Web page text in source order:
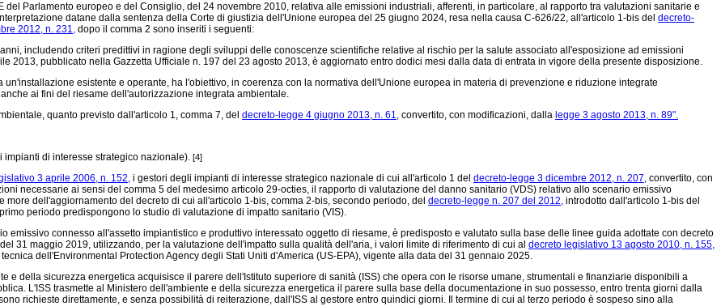
Parlamento europeo e del Consiglio, del 24 novembre 2010, relativa alle emissioni industriali, afferenti, in particolare, al rapporto tra valutazioni sanitarie e
datane dalla sentenza della Corte di giustizia dell'Unione europea del 25 giugno 2024, resa nella causa C-626/22, all'articolo 1-bis del decreto-
2012, n. 231, dopo il comma 2 sono inseriti i seguenti:
includendo criteri predittivi in ragione degli sviluppi delle conoscenze scientifiche relative al rischio per la salute associato all'esposizione ad emissioni
2013, pubblicato nella Gazzetta Ufficiale n. 197 del 23 agosto 2013, è aggiornato entro dodici mesi dalla data di entrata in vigore della presente disposizione.
esistente e operante, ha l'obiettivo, in coerenza con la normativa dell'Unione europea in materia di prevenzione e riduzione integrate
ai fini del riesame dell'autorizzazione integrata ambientale.
quanto previsto dall'articolo 1, comma 7, del decreto-legge 4 giugno 2013, n. 61, convertito, con modificazioni, dalla legge 3 agosto 2013, n. 89".
di interesse strategico nazionale). [4]
3 aprile 2006, n. 152, i gestori degli impianti di interesse strategico nazionale di cui all'articolo 1 del decreto-legge 3 dicembre 2012, n. 207, convertito, con
necessarie ai sensi del comma 5 del medesimo articolo 29-octies, il rapporto di valutazione del danno sanitario (VDS) relativo allo scenario emissivo
dell'aggiornamento del decreto di cui all'articolo 1-bis, comma 2-bis, secondo periodo, del decreto-legge n. 207 del 2012, introdotto dall'articolo 1-bis del
periodo predispongono lo studio di valutazione di impatto sanitario (VIS).
connesso all'assetto impiantistico e produttivo interessato oggetto di riesame, è predisposto e valutato sulla base delle linee guida adottate con decreto
31 maggio 2019, utilizzando, per la valutazione dell'impatto sulla qualità dell'aria, i valori limite di riferimento di cui al decreto legislativo 13 agosto 2010, n. 155,
dell'Environmental Protection Agency degli Stati Uniti d'America (US-EPA), vigente alla data del 31 gennaio 2025.
della sicurezza energetica acquisisce il parere dell'Istituto superiore di sanità (ISS) che opera con le risorse umane, strumentali e finanziarie disponibili a
L'ISS trasmette al Ministero dell'ambiente e della sicurezza energetica il parere sulla base della documentazione in suo possesso, entro trenta giorni dalla
richieste direttamente, e senza possibilità di reiterazione, dall'ISS al gestore entro quindici giorni. Il termine di cui al terzo periodo è sospeso sino alla